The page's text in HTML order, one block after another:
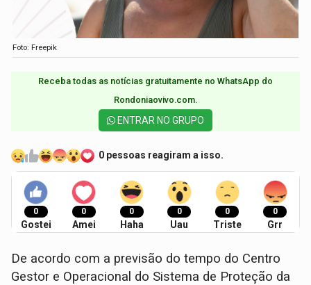
Foto: Freepik
Receba todas as notícias gratuitamente no WhatsApp do
Rondoniaovivo.com.​
ENTRAR NO GRUPO
0 pessoas reagiram a isso.
0
Gostei
0
Amei
0
Haha
0
Uau
0
Triste
0
Grr
De acordo com a previsão do tempo do Centro
Gestor e Operacional do Sistema de Proteção da